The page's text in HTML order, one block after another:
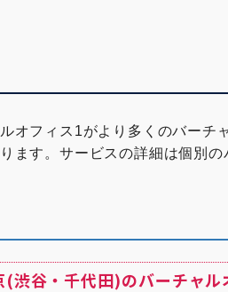
オフィス1がより多くのバーチ
ます。サービスの詳細は個別
(渋谷・千代田)のバーチャル